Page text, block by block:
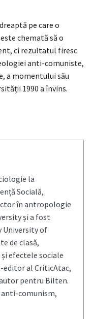
pe care o
chemată să o
ci rezultatul firesc
anti-comuniste,
a momentului său
1990 a învins.
la
Socială,
în antropologie
și a fost
University of
de clasă,
efectele sociale
editor al CriticAtac,
pentru Bilten.
anti-comunism,